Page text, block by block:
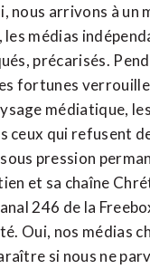
nous arrivons à un
médias
précarisés.
fortunes
médiatique,
ceux qui refusent
pression
et sa chaîne
246 de la
Oui, nos médias
si nous ne